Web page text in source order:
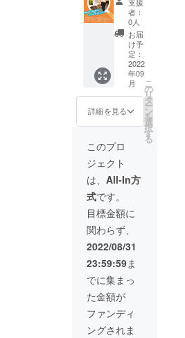
さい。
（文字
のみ）
またプ
ロジェ
クト終
了後、
お礼文
を発送
させて
いただ
きま
す。 ※
支援
時、必
ず備考
欄に掲
載を希
望され
るお名
前をご
記入下
さい。
お名前
を藤枝
地域情
報誌
「ふじ
え～
ら」
（10月
号 9月
20日発
行予
定） に
て掲載
させて
いただ
きま
す。 掲
載枠
95mm×
45ｍ
ｍ 程
度（ロ
ゴ掲
載） ま
たプロ
ジェク
ト終了
後、お
礼文を
発送さ
者：
0人
お届
け予
定：
2022
年09
月
詳細を見る
こ
の
リ
タ
ー
ン
を
選
択
す
る
このプロ
ジェクト
は、 All-In方
式です。
目標金額に
関わらず、
2022/08/31
23:59:59ま
でに集まっ
た金額が
ファンディ
ングされま